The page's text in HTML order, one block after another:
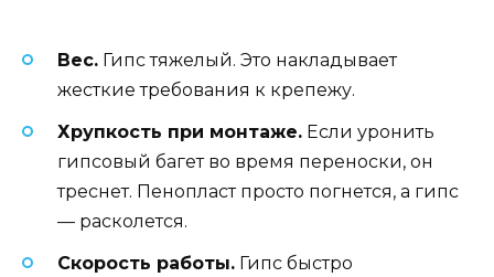
Вес. Гипс тяжелый. Это накладывает
жесткие требования к крепежу.
Хрупкость при монтаже. Если уронить
гипсовый багет во время переноски, он
треснет. Пенопласт просто погнется, а гипс
— расколется.
Скорость работы. Гипс быстро